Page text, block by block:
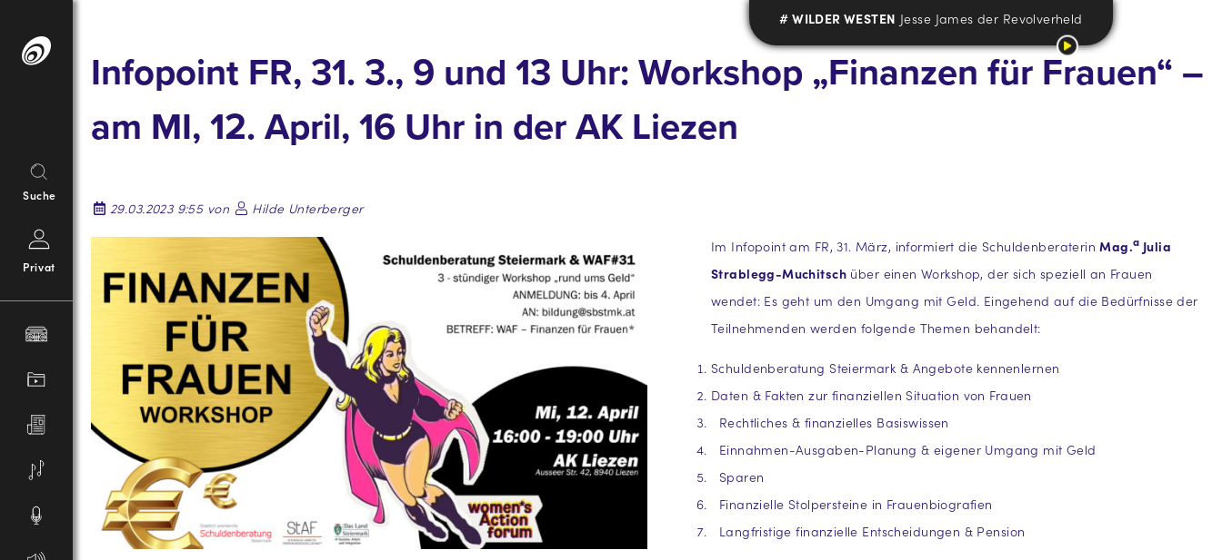
Inhalt
Suche
Privat
# WILDER WESTEN Jesse James der Revolverheld
Infopoint FR, 31. 3., 9 und 13 Uhr: Workshop „Finanzen für Frauen“ –
am MI, 12. April, 16 Uhr in der AK Liezen
29.03.2023 9:55 von Hilde Unterberger
Im Infopoint am FR, 31. März, informiert die SchuldenberaterinMag.a Julia
Strablegg-Muchitschüber einen Workshop, der sich speziell an Frauen
wendet: Es geht um den Umgang mit Geld. Eingehend auf die Bedürfnisse der
Teilnehmenden werden folgende Themen behandelt:
Schuldenberatung Steiermark & Angebote kennenlernen
Daten & Fakten zur finanziellen Situation von Frauen
Rechtliches & finanzielles Basiswissen
Einnahmen-Ausgaben-Planung & eigener Umgang mit Geld
Sparen
Finanzielle Stolpersteine in Frauenbiografien
Langfristige finanzielle Entscheidungen & Pension